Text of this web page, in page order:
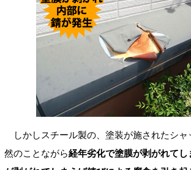
しかしスチール製の、塗装が施されたシャ
然のことながら経年劣化で塗膜が剥がれて